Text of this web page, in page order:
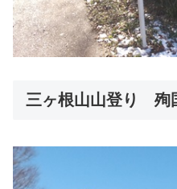
三ヶ根山山登り 殉